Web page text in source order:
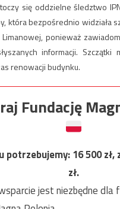
się oddzielne śledztwo
która bezpośrednio widziała
ponieważ
informacji. Szczątki
renowacji budynku.
Fundację
potrzebujemy:16 500zł,
zł.
jest niezbędne dla